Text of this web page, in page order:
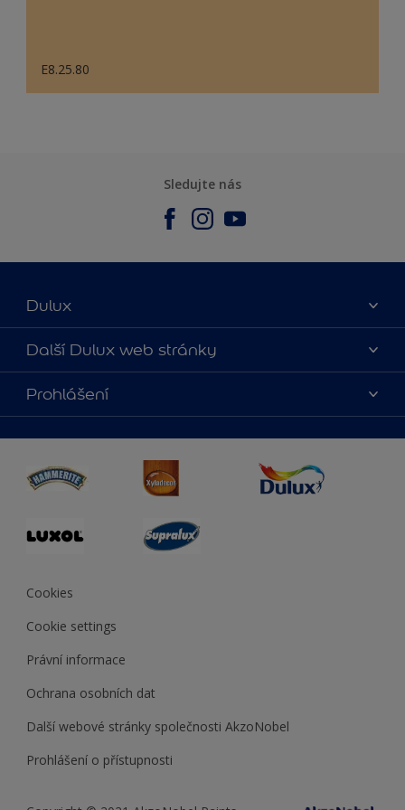
E8.25.80
Sledujte nás
Dulux
O nás
Kontaktujte nás
Najít obchod
Další Dulux web stránky
duluxmalir.cz
duluxmaliar.sk
duluxprodejnabarev.cz
duluxpredajnafarieb.sk
Prohlášení
Cookies
Cookie settings
Právní informace
Ochrana osobních dat
Další webové stránky společnosti AkzoNobel
Prohlášení o přístupnosti